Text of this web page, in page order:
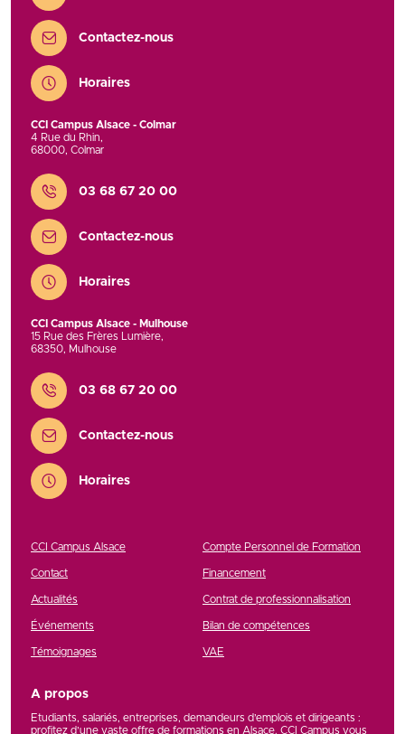
Contactez-nous
Horaires
CCI Campus Alsace - Colmar
4 Rue du Rhin,
68000, Colmar
Contact
03 68 67 20 00
Contactez-nous
Horaires
CCI Campus Alsace - Mulhouse
15 Rue des Frères Lumière,
68350, Mulhouse
Contact
03 68 67 20 00
Contactez-nous
Horaires
CCI Campus Alsace
Contact
Actualités
Événements
Témoignages
Compte Personnel de Formation
Financement
Contrat de professionnalisation
Bilan de compétences
VAE
A propos
Etudiants, salariés, entreprises, demandeurs d’emplois et dirigeants :
profitez d’une vaste offre de formations en Alsace. CCI Campus vous